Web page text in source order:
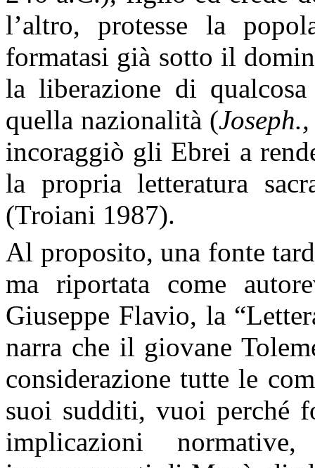
l’altro, protesse la
formatasi già sotto il
la liberazione di
quella nazionalità (
incoraggiò gli Ebrei a
la propria letteratura
(Troiani 1987).
Al proposito, una fonte
ma riportata come
Giuseppe Flavio, la
narra che il giovane
considerazione tutte le
suoi sudditi, vuoi perché
implicazioni